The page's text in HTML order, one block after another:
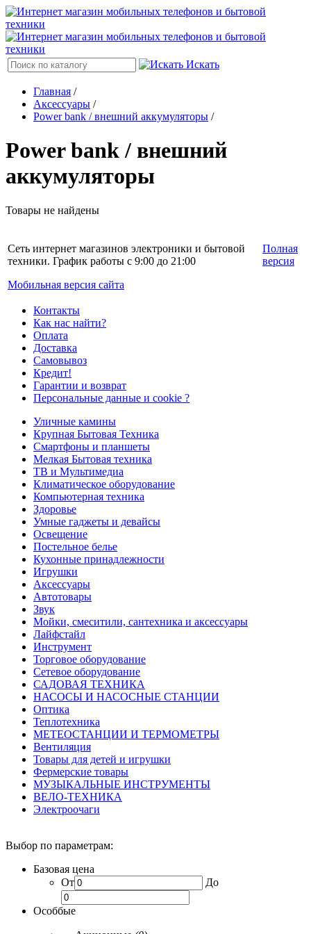
Искать
Главная /
Аксессуары /
Power bank / внешний аккумуляторы /
Power bank / внешний
аккумуляторы
Товары не найдены
Сеть интернет магазинов электроники и бытовой
техники. График работы с 9:00 до 21:00
Мобильная версия сайта
Полная
версия
Контакты
Как нас найти?
Оплата
Доставка
Самовывоз
Кредит!
Гарантии и возврат
Персональные данные и cookie ?
Уличные камины
Крупная Бытовая Техника
Смартфоны и планшеты
Мелкая Бытовая техника
ТВ и Мультимедиа
Климатическое оборудование
Компьютерная техника
Здоровье
Умные гаджеты и девайсы
Освещение
Постельное белье
Кухонные принадлежности
Игрушки
Аксессуары
Автотовары
Звук
Мойки, смеситили, сантехника и аксессуары
Лайфстайл
Инструмент
Торговое оборудование
Сетевое оборудование
САДОВАЯ ТЕХНИКА
НАСОСЫ И НАСОСНЫЕ СТАНЦИИ
Оптика
Теплотехника
МЕТЕОСТАНЦИИ И ТЕРМОМЕТРЫ
Вентиляция
Товары для детей и игрушки
Фермерские товары
МУЗЫКАЛЬНЫЕ ИНСТРУМЕНТЫ
ВЕЛО-ТЕХНИКА
Электроочаги
Выбор по параметрам:
Базовая цена
От
До
Особбые